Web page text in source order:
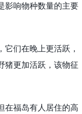
响物种数量的主要
们在晚上更活跃，
猪更加活跃，该物征
福岛有人居住的高